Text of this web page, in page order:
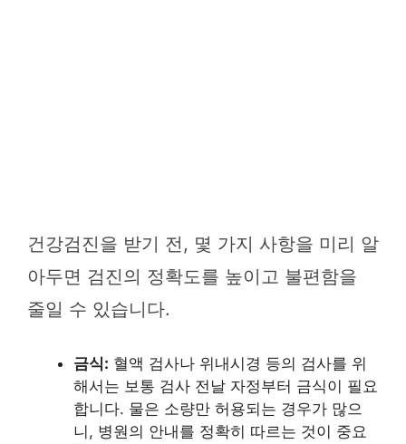
건강검진을 받기 전, 몇 가지 사항을 미리 알
아두면 검진의 정확도를 높이고 불편함을
줄일 수 있습니다.
금식: 혈액 검사나 위내시경 등의 검사를 위
해서는 보통 검사 전날 자정부터 금식이 필요
합니다. 물은 소량만 허용되는 경우가 많으
니, 병원의 안내를 정확히 따르는 것이 중요